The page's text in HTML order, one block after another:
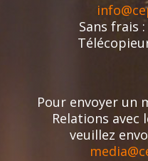
Sans frais
Pour envoyer un
Relations avec
veuillez